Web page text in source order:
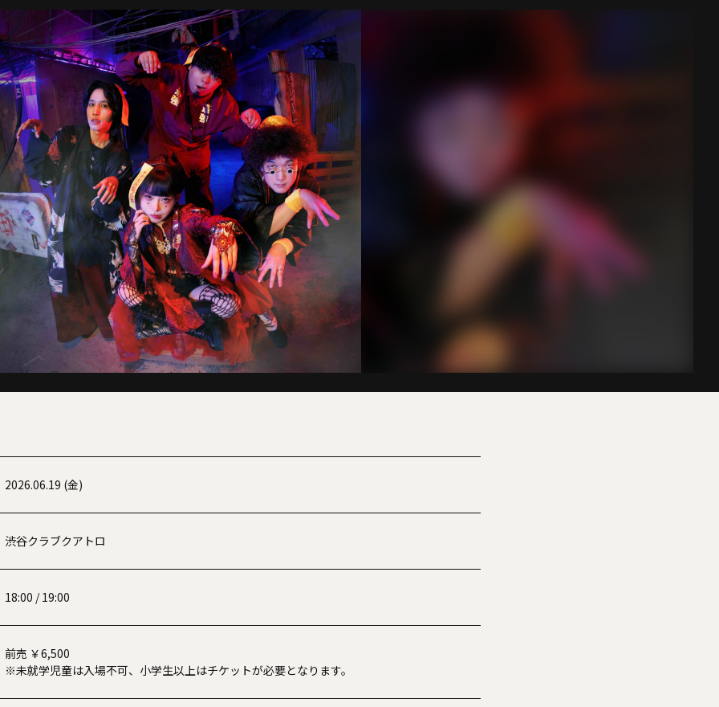
2026.06.19 (金)
渋谷クラブクアトロ
18:00 / 19:00
前売 ￥6,500
※未就学児童は入場不可、小学生以上はチケットが必要となります。